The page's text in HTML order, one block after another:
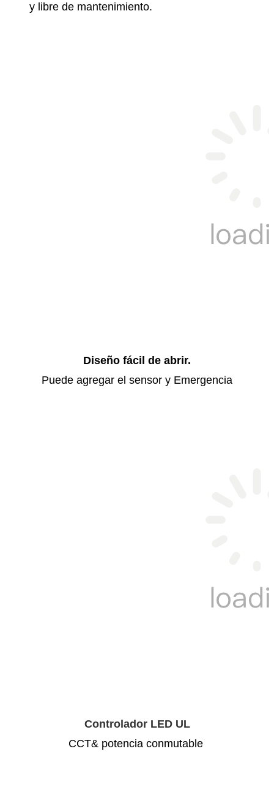
y libre de mantenimiento.
Diseño fácil de abrir.
Puede agregar el sensor y Emergencia
Controlador LED UL
CCT& potencia conmutable